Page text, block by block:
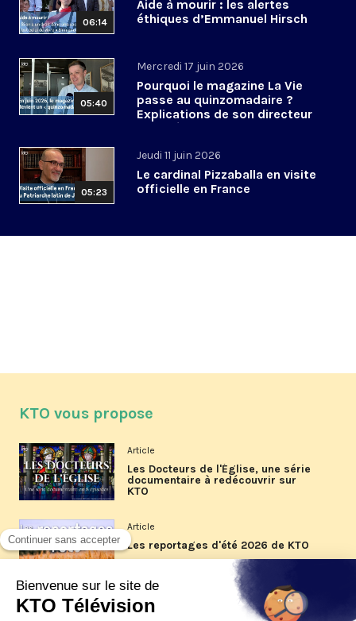
06:14
Aide à mourir : les alertes
éthiques d’Emmanuel Hirsch
05:40
Mercredi 17 juin 2026
Pourquoi le magazine La Vie
passe au quinzomadaire ?
Explications de son directeur
de la rédaction
05:23
Jeudi 11 juin 2026
Le cardinal Pizzaballa en visite
officielle en France
KTO vous propose
Article
Les Docteurs de l'Église, une série
documentaire à redécouvrir sur
KTO
Article
Les reportages d'été 2026 de KTO
Article
La visite pastorale du pape Léon